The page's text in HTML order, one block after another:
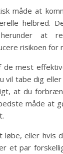
måde at
helbred.
at
risikoen for
de mest
vil tabe dig
at du
måde at
løbe, eller hvis
et par